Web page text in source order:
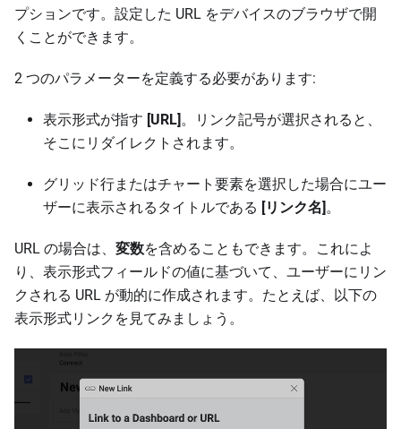
プションです。設定した URL をデバイスのブラウザで開
くことができます。
2 つのパラメーターを定義する必要があります:
表示形式が指す [URL] 。リンク記号が選択されると、
そこにリダイレクトされます。
グリッド行またはチャート要素を選択した場合にユー
ザーに表示されるタイトルである [リンク名] 。
URL の場合は、 変数を含めることもできます。これによ
り、表示形式フィールドの値に基づいて、ユーザーにリン
クされる URL が動的に作成されます。たとえば、以下の
表示形式リンクを見てみましょう。